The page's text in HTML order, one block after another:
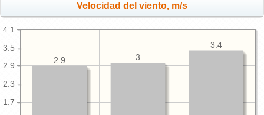
Velocidad del viento, m/s
1.7
2.3
2.9
3.5
4.1
3.4
3
2.9